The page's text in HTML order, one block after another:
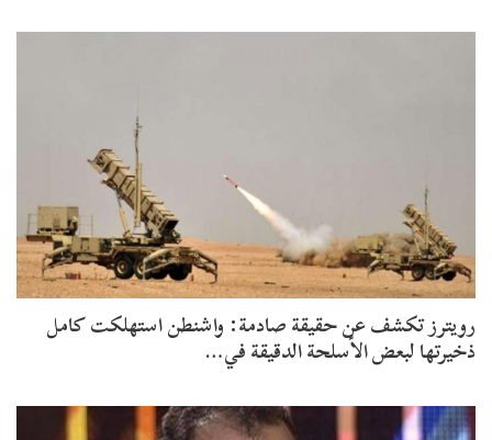
رويترز تكشف عن حقيقة صادمة: واشنطن استهلكت كامل
ذخيرتها لبعض الأسلحة الدقيقة في…